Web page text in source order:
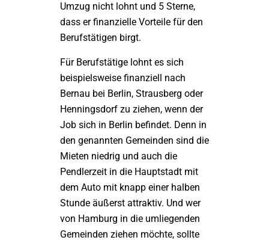
Umzug nicht lohnt und 5 Sterne,
dass er finanzielle Vorteile für den
Berufstätigen birgt.
Für Berufstätige lohnt es sich
beispielsweise finanziell nach
Bernau bei Berlin, Strausberg oder
Henningsdorf zu ziehen, wenn der
Job sich in Berlin befindet. Denn in
den genannten Gemeinden sind die
Mieten niedrig und auch die
Pendlerzeit in die Hauptstadt mit
dem Auto mit knapp einer halben
Stunde äußerst attraktiv. Und wer
von Hamburg in die umliegenden
Gemeinden ziehen möchte, sollte